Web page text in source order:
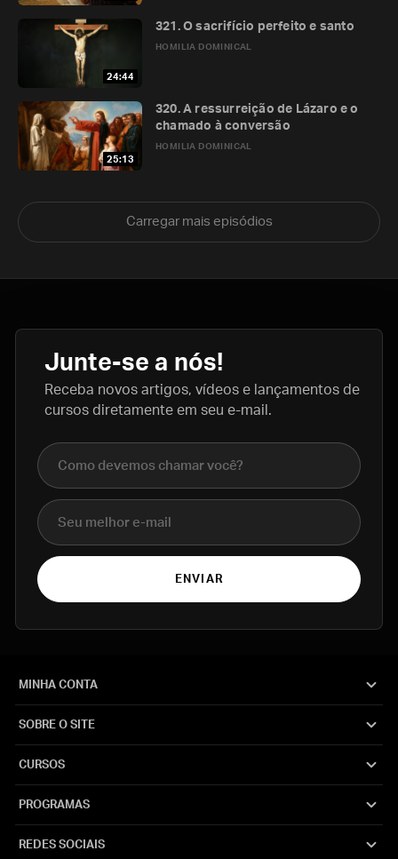
24:44
HOMILIA DOMINICAL
321. O sacrifício perfeito e santo
25:13
HOMILIA DOMINICAL
320. A ressurreição de Lázaro e o
chamado à conversão
Carregar mais episódios
Junte-se a nós!
Receba novos artigos, vídeos e lançamentos de
cursos diretamente em seu e-mail.
Nome completo
E-mail
ENVIAR
MINHA CONTA
SOBRE O SITE
CURSOS
PROGRAMAS
REDES SOCIAIS